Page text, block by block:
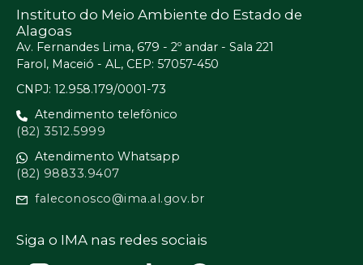
Instituto do Meio Ambiente do Estado de
Alagoas
Av. Fernandes Lima, 679 - 2º andar - Sala 221
Farol, Maceió - AL, CEP: 57057-450
CNPJ: 12.958.179/0001-73
Atendimento telefônico
(82) 3512.5999
Atendimento Whatsapp
(82) 98833.9407
faleconosco@ima.al.gov.br
Siga o IMA nas redes sociais